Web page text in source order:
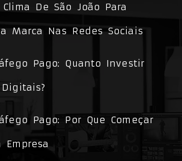
De São João Para
Marca Nas Redes Sociais
Pago: Quanto Investir
Pago: Por Que Começar
Empresa